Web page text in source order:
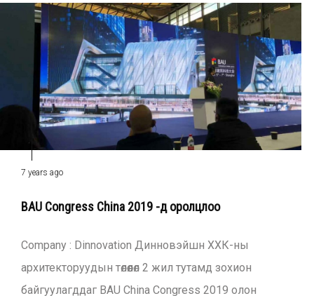
7 years ago
BAU Congress China 2019 -д оролцлоо
Company : Dinnovation Динновэйшн ХХК-ны
архитекторуудын төлөөлөл 2 жил тутамд зохион
байгуулагддаг BAU China Congress 2019 олон